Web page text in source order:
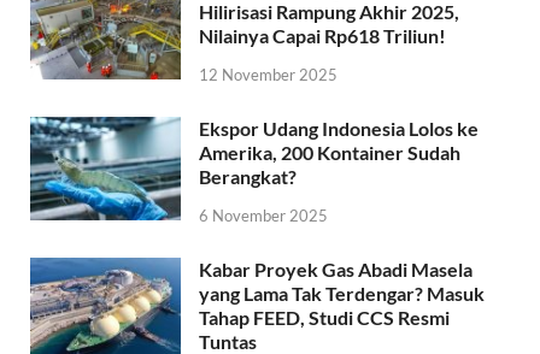
Hilirisasi Rampung Akhir 2025,
Nilainya Capai Rp618 Triliun!
12 November 2025
Ekspor Udang Indonesia Lolos ke
Amerika, 200 Kontainer Sudah
Berangkat?
6 November 2025
Kabar Proyek Gas Abadi Masela
yang Lama Tak Terdengar? Masuk
Tahap FEED, Studi CCS Resmi
Tuntas